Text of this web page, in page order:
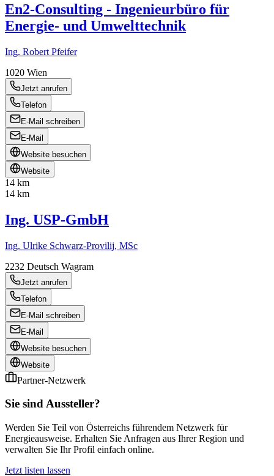
En2-Consulting - Ingenieurbüro für
Energie- und Umwelttechnik
Ing. Robert Pfeifer
1020 Wien
Jetzt anrufen
Telefon
E-Mail schreiben
E-Mail
Website besuchen
Website
14 km
14 km
Ing. USP-GmbH
Ing. Ulrike Schwarz-Provilij, MSc
2232 Deutsch Wagram
Jetzt anrufen
Telefon
E-Mail schreiben
E-Mail
Website besuchen
Website
Partner-Netzwerk
Sie sind Aussteller?
Werden Sie Teil von Österreichs führendem Netzwerk für
Energieausweise. Erhalten Sie Anfragen aus Ihrer Region und
verwalten Sie Ihr Profil einfach online.
Jetzt listen lassen